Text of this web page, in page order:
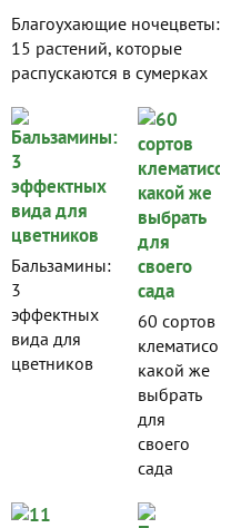
Благоухающие ночецветы:
15 растений, которые
распускаются в сумерках
Бальзамины:
3
эффектных
вида для
цветников
60 сортов
клематисов:
какой же
выбрать
для
своего
сада